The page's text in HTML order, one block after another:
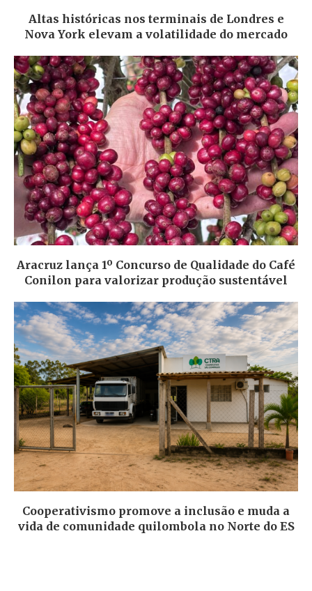
Altas históricas nos terminais de Londres e
Nova York elevam a volatilidade do mercado
Aracruz lança 1º Concurso de Qualidade do Café
Conilon para valorizar produção sustentável
Cooperativismo promove a inclusão e muda a
vida de comunidade quilombola no Norte do ES